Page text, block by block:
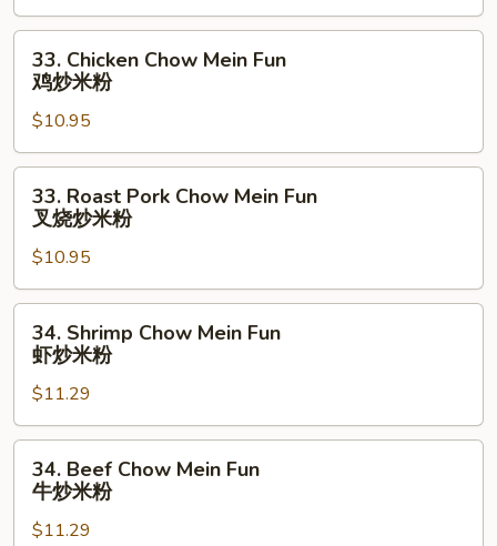
Fun
菜
Chicken
Chow
Mein
Fun
鸡
33. Chicken Chow Mein Fun
鸡炒米粉
$10.95
Roast
Pork
Chow
Mein
Fun
米
粉
33. Roast Pork Chow Mein Fun
叉烧炒米粉
$10.95
Shrimp
Chow
Mein
Fun
虾
34. Shrimp Chow Mein Fun
虾炒米粉
$11.29
Beef
Chow
Mein
34. Beef Chow Mein Fun
牛炒米粉
$11.29